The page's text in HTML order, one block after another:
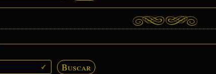
Buscar